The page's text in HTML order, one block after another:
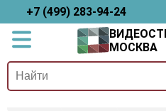
+7 (499) 283-94-24
МОСКВА